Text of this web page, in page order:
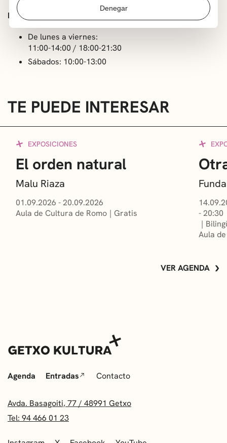
Denegar
HORARIO
De lunes a viernes:
11:00-14:00 / 18:00-21:30
Sábados: 10:00-13:00
TE PUEDE INTERESAR
EXPOSICIONES
El orden natural
Malu Riaza
01.09.2026 - 20.09.2026
Aula de Cultura de Romo
Gratis
- 20:30
Aula
VER AGENDA
Agenda Entradas Contacto
Avda. Basagoiti, 77 / 48991 Getxo
Tel: 94 466 01 23